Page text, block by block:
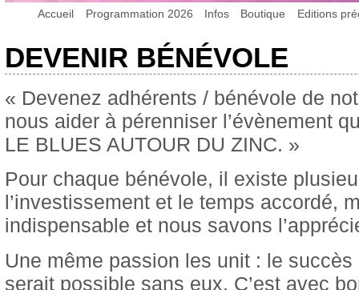
Accueil Programmation 2026 Infos Boutique Editions
DEVENIR BÉNÉVOLE
« Devenez adhérents / bénévole de
nous aider à pérenniser l’évènement
LE BLUES AUTOUR DU ZINC. »
Pour chaque bénévole, il existe
l’investissement et le temps accordé,
indispensable et nous savons
Une même passion les unit : le
serait possible sans eux. C’est avec